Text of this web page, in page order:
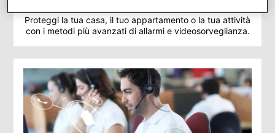
Proteggi la tua casa, il tuo appartamento o la tua attività
con i metodi più avanzati di allarmi e videosorveglianza.